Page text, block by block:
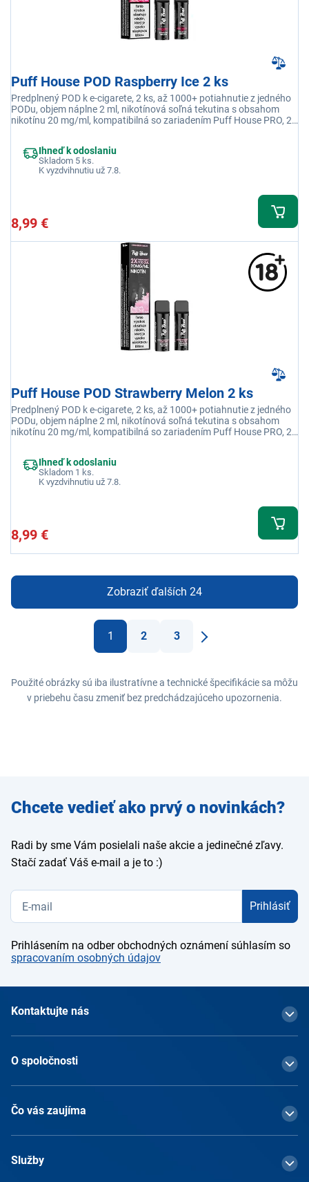
Puff House POD Raspberry Ice 2 ks
Predplnený POD k e-cigarete, 2 ks, až 1000+ potiahnutie z jedného
PODu, objem náplne 2 ml, nikotínová soľná tekutina s obsahom
nikotínu 20 mg/ml, kompatibilná so zariadením Puff House PRO, 2x
Ihneď k odoslaniu
Skladom 5 ks.
K vyzdvihnutiu už 7.8.
8,99 €
Puff House POD Strawberry Melon 2 ks
Predplnený POD k e-cigarete, 2 ks, až 1000+ potiahnutie z jedného
PODu, objem náplne 2 ml, nikotínová soľná tekutina s obsahom
nikotínu 20 mg/ml, kompatibilná so zariadením Puff House PRO, 2x
Ihneď k odoslaniu
Skladom 1 ks.
K vyzdvihnutiu už 7.8.
8,99 €
Zobraziť ďalších 24
1 2
3
Použité obrázky sú iba ilustratívne a technické špecifikácie sa môžu
v priebehu času zmeniť bez predchádzajúceho upozornenia.
Zadajte
e-mail
Chcete vedieť ako prvý o novinkách?
Radi by sme Vám posielali naše akcie a jedinečné zľavy.
Stačí zadať Váš e-mail a je to :)
Prihlásiť
Prihlásením na odber obchodných oznámení súhlasím so
spracovaním osobných údajov
Kontaktujte nás
O spoločnosti
Čo vás zaujíma
Služby